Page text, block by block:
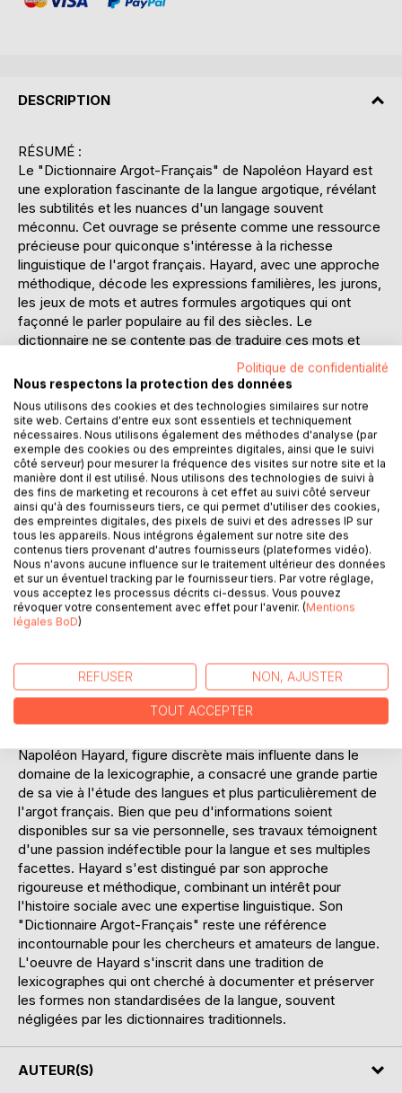
DESCRIPTION
RÉSUMÉ :
Le "Dictionnaire Argot-Français" de Napoléon Hayard est
une exploration fascinante de la langue argotique, révélant
les subtilités et les nuances d'un langage souvent
méconnu. Cet ouvrage se présente comme une ressource
précieuse pour quiconque s'intéresse à la richesse
linguistique de l'argot français. Hayard, avec une approche
méthodique, décode les expressions familières, les jurons,
les jeux de mots et autres formules argotiques qui ont
façonné le parler populaire au fil des siècles. Le
dictionnaire ne se contente pas de traduire ces mots et
expressions en français courant, il en explique également
l'origine et l'évolution, offrant ainsi un aperçu captivant de
l'histoire sociale et culturelle de la France. Ce livre est un
outil indispensable pour les linguistes, les historiens et les
amateurs de langue, leur permettant de mieux comprendre
comment l'argot a influencé et continue d'influencer le
français moderne. À travers une présentation claire et
organisée, chaque terme est soigneusement défini et
contextualisé, rendant l'ouvrage accessible tant aux
novices qu'aux experts. En parcourant ce dictionnaire, le
lecteur est invité à un voyage linguistique et culturel,
découvrant comment l'argot reflète les dynamiques
sociales et les changements de la société française.
Hayard réussit à capturer l'essence d'un langage vivant,
vibrant et en constante évolution, tout en préservant
est une véritable invitation à explorer les dessous de la
langue française, là où se cachent des trésors de créativité
et d'originalité verbale.
Napoléon Hayard, figure discrète mais influente dans le
domaine de la lexicographie, a consacré une grande partie
de sa vie à l'étude des langues et plus particulièrement de
l'argot français. Bien que peu d'informations soient
disponibles sur sa vie personnelle, ses travaux témoignent
d'une passion indéfectible pour la langue et ses multiples
facettes. Hayard s'est distingué par son approche
rigoureuse et méthodique, combinant un intérêt pour
l'histoire sociale avec une expertise linguistique. Son
"Dictionnaire Argot-Français" reste une référence
incontournable pour les chercheurs et amateurs de langue.
L'oeuvre de Hayard s'inscrit dans une tradition de
lexicographes qui ont cherché à documenter et préserver
les formes non standardisées de la langue, souvent
négligées par les dictionnaires traditionnels.
AUTEUR(S)
Politique de confidentialité
Nous respectons la protection des données
Nous utilisons des cookies et des technologies similaires sur notre
site web. Certains d'entre eux sont essentiels et techniquement
nécessaires. Nous utilisons également des méthodes d'analyse (par
exemple des cookies ou des empreintes digitales, ainsi que le suivi
côté serveur) pour mesurer la fréquence des visites sur notre site et la
manière dont il est utilisé. Nous utilisons des technologies de suivi à
des fins de marketing et recourons à cet effet au suivi côté serveur
ainsi qu'à des fournisseurs tiers, ce qui permet d'utiliser des cookies,
des empreintes digitales, des pixels de suivi et des adresses IP sur
tous les appareils. Nous intégrons également sur notre site des
contenus tiers provenant d'autres fournisseurs (plateformes vidéo).
Nous n'avons aucune influence sur le traitement ultérieur des données
et sur un éventuel tracking par le fournisseur tiers. Par votre réglage,
vous acceptez les processus décrits ci-dessus. Vous pouvez
révoquer votre consentement avec effet pour l'avenir. (Mentions
légales BoD)
REFUSER NON, AJUSTER
TOUT ACCEPTER